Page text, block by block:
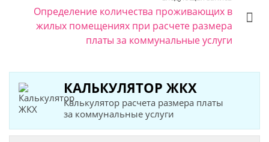
Определение количества проживающих в
жилых помещениях при расчете размера
платы за коммунальные услуги
КАЛЬКУЛЯТОР ЖКХ
Калькулятор расчета размера платы
за коммунальные услуги